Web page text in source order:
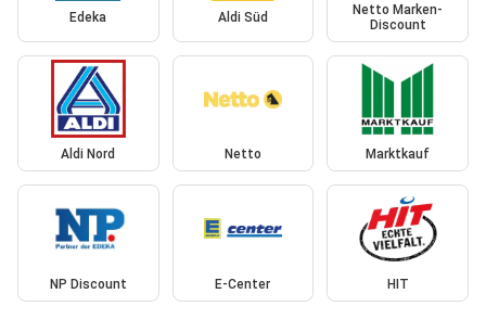
Edeka Aldi Süd
Netto Marken-
Discount
Aldi Nord Netto Marktkauf
NP Discount E-Center HIT